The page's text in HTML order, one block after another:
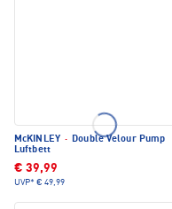
McKINLEY · Double Velour Pump
Luftbett
€ 39,99
UVP* € 49,99